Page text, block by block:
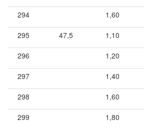
294 1,60
295 47,5 1,10
296 1,20
297 1,40
298 1,60
299 1,80